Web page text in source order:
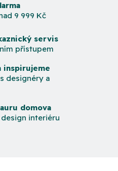
9 999 Kč
servis
přístupem
inspirujeme
designéry a
domova
interiéru